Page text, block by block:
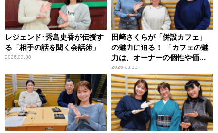
レジェンド･秀島史香が伝授す
る「相手の話を聞く会話術」
2026.03.30
田﨑さくらが「併設カフェ」
の魅力に迫る！ 「カフェの魅
力は、オーナーの個性や価値
観にあり！」
2026.03.23